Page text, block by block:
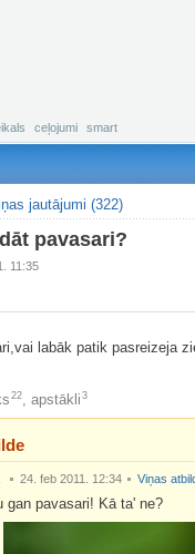
ceļojumi smart
jautājumi (322)
pavasari?
11:35
labāk patik pasreizeja
22, apstākli 3
24. feb 2011. 12:34 Viņas
gan pavasari! Kā ta' ne?